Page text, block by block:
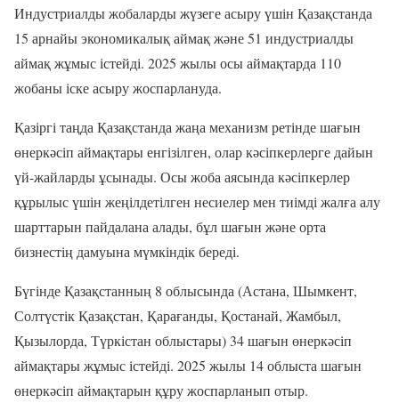
Индустриалды жобаларды жүзеге асыру үшін Қазақстанда
15 арнайы экономикалық аймақ және 51 индустриалды
аймақ жұмыс істейді. 2025 жылы осы аймақтарда 110
жобаны іске асыру жоспарлануда.
Қазіргі таңда Қазақстанда жаңа механизм ретінде шағын
өнеркәсіп аймақтары енгізілген, олар кәсіпкерлерге дайын
үй-жайларды ұсынады. Осы жоба аясында кәсіпкерлер
құрылыс үшін жеңілдетілген несиелер мен тиімді жалға алу
шарттарын пайдалана алады, бұл шағын және орта
бизнестің дамуына мүмкіндік береді.
Бүгінде Қазақстанның 8 облысында (Астана, Шымкент,
Солтүстік Қазақстан, Қарағанды, Қостанай, Жамбыл,
Қызылорда, Түркістан облыстары) 34 шағын өнеркәсіп
аймақтары жұмыс істейді. 2025 жылы 14 облыста шағын
өнеркәсіп аймақтарын құру жоспарланып отыр.